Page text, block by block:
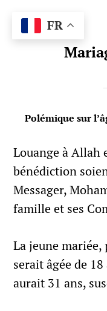
Polémique sur
Louange à Allah
bénédiction
Messager,
famille et ses
La jeune mariée,
serait âgée de
aurait 31 ans,
FR